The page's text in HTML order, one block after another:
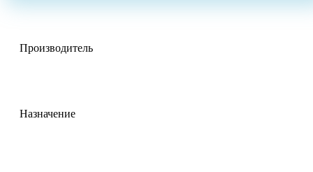
Производитель
Назначение